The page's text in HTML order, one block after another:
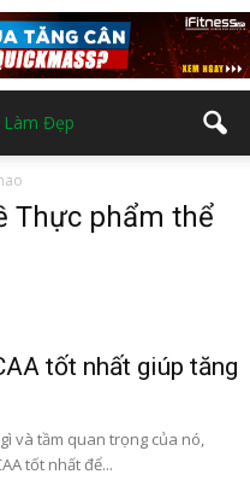
Thực phẩm thể
tốt nhất giúp tăng
và tầm quan trọng của nó,
tốt nhất để...